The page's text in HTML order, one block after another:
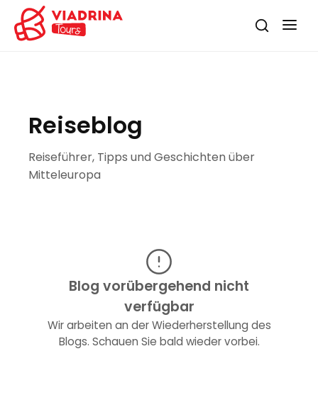
Reiseblog
Reiseführer, Tipps und Geschichten über
Mitteleuropa
Blog vorübergehend nicht
verfügbar
Wir arbeiten an der Wiederherstellung des
Blogs. Schauen Sie bald wieder vorbei.